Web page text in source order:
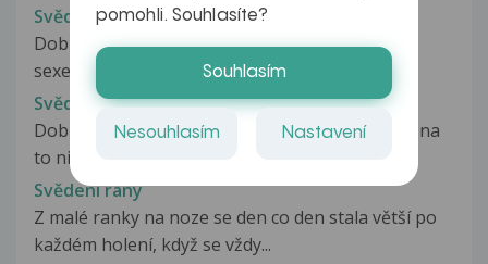
Svědění pysků po oholení
Dobrý den,chtěla bych se zeptat,jednou před
sexem sem se oholila uplně dole...
Svědění pysků po oholení
Dobrý den,tady je ta fotografie.. nepoužila sem na
to nic ani holení sem neopakovala...
Svědeni rány
Z malé ranky na noze se den co den stala větší po
každém holení, když se vždy...
pomohli. Souhlasíte?
Souhlasím
Nesouhlasím Nastavení